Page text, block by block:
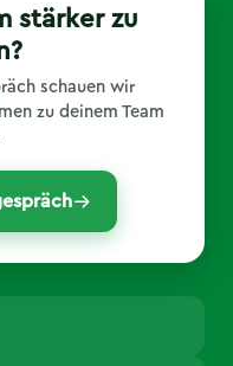
stärker zu
schauen wir
zu deinem Team